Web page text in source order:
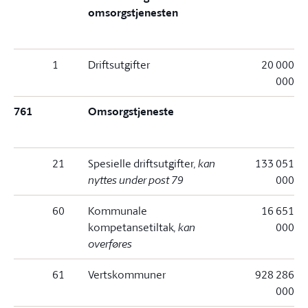
omsorgstjenesten
1 Driftsutgifter
20 000
000
761 Omsorgstjeneste
21 Spesielle driftsutgifter, kan
nyttes under post 79
133 051
000
60
Kommunale
kompetansetiltak, kan
overføres
16 651
000
61 Vertskommuner
928 286
000